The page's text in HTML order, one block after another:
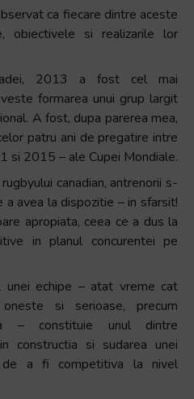
ca fiecare dintre aceste
obiectivele si realizarile lor
2013 a fost cel mai
formarea unui grup largit
A fost, dupa parerea mea,
patru ani de pregatire intre
si 2015 – ale Cupei Mondiale.
canadian, antrenorii s-
avea la dispozitie – in sfarsit!
apropiata, ceea ce a dus la
in planul concurentei pe
unei echipe – atat vreme cat
si serioase, precum
– constituie unul dintre
constructia si sudarea unei
de a fi competitiva la nivel